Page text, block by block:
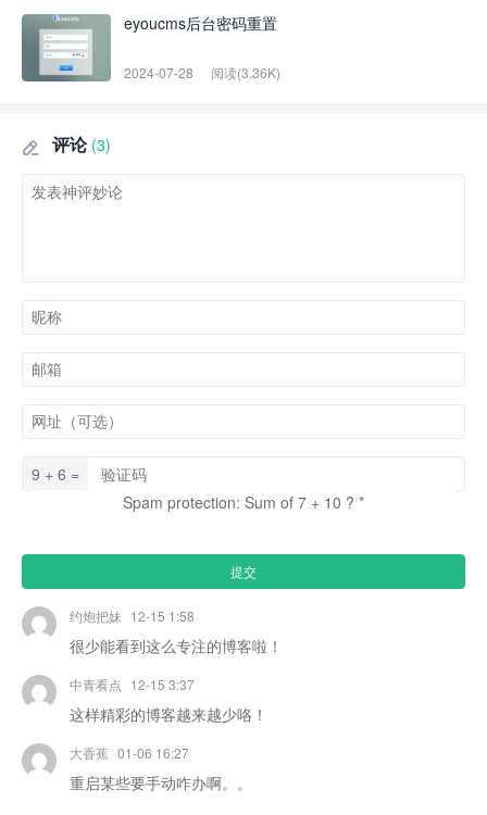
eyoucms后台密码重置
2024-07-28 阅读(3.36K)
 评论 (3)
9 + 6 =
Spam protection: Sum of 7 + 10 ? *
约炮把妹 12-15 1:58
很少能看到这么专注的博客啦！
中青看点 12-15 3:37
这样精彩的博客越来越少咯！
大香蕉 01-06 16:27
重启某些要手动咋办啊。。